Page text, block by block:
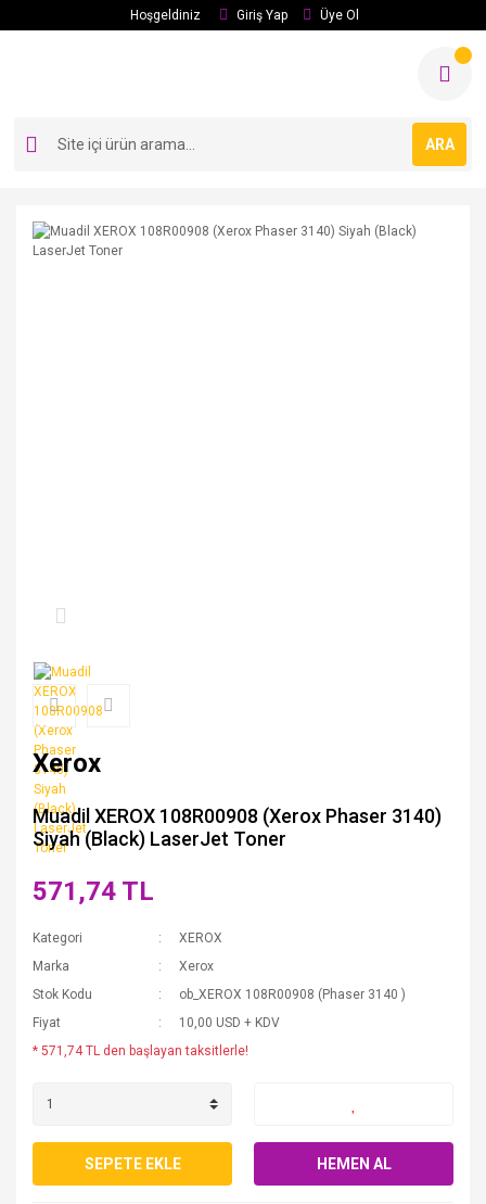
Hoşgeldiniz Giriş Yap Üye Ol
ARA
Xerox
Muadil XEROX 108R00908 (Xerox Phaser 3140)
Siyah (Black) LaserJet Toner
571,74 TL
Kategori
XEROX
Marka
Xerox
Stok Kodu
ob_XEROX 108R00908 (Phaser 3140 )
Fiyat
10,00 USD + KDV
* 571,74 TL den başlayan taksitlerle!
SEPETE EKLE HEMEN AL